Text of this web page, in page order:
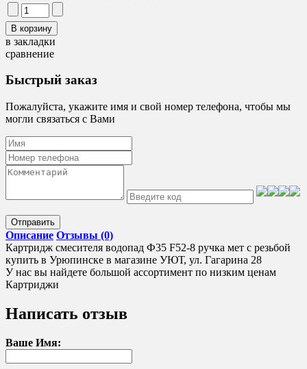
в закладки
сравнение
Быстрый заказ
Пожалуйста, укажите имя и свой номер телефона, чтобы мы
могли связаться с Вами
Отправить
Описание Отзывы (0)
Картридж смесителя водопад Ф35 F52-8 ручка мет с резьбой
купить в Урюпинске в магазине УЮТ, ул. Гагарина 28
У нас вы найдете большой ассортимент по низким ценам
Картриджи
Написать отзыв
Ваше Имя: